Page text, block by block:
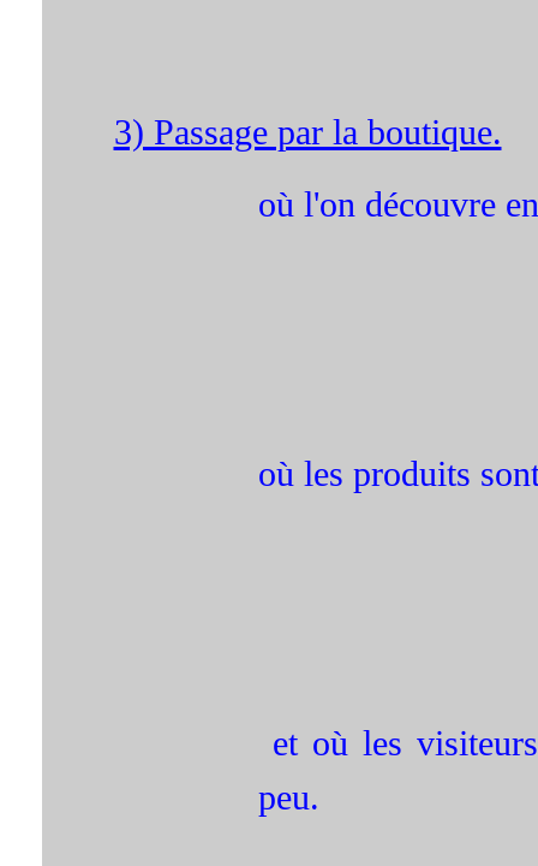
3) Passage par la boutique.
où l'on découvre
où les produits
et où les
peu.